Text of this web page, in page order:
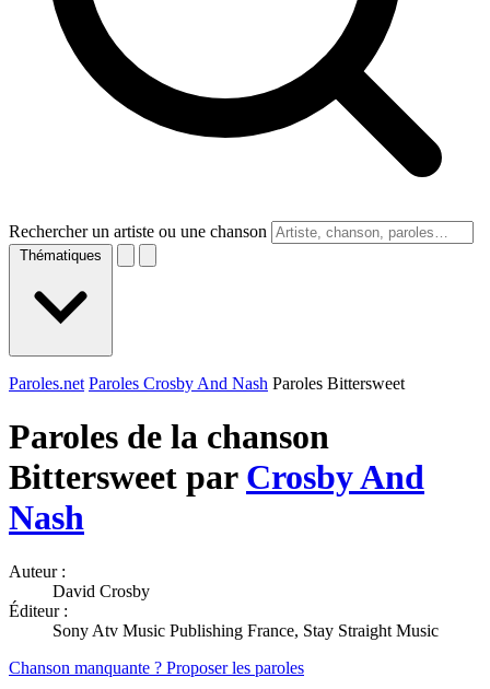
Rechercher un artiste ou une chanson
Thématiques
Paroles.net Paroles Crosby And Nash Paroles Bittersweet
Paroles de la chanson
Bittersweet par Crosby And
Nash
Auteur :
David Crosby
Éditeur :
Sony Atv Music Publishing France, Stay Straight Music
Chanson manquante ? Proposer les paroles